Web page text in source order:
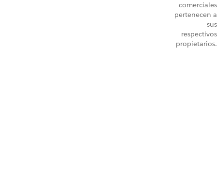
comerciales
pertenecen a
sus
respectivos
propietarios.